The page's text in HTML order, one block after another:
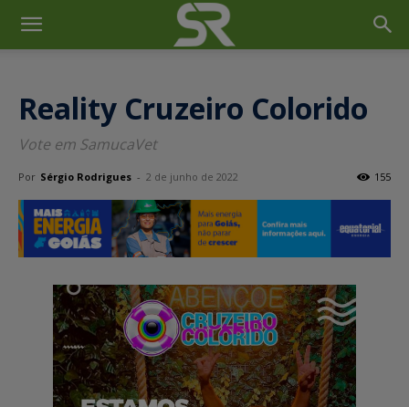
Reality Cruzeiro Colorido
Vote em SamucaVet
Por Sérgio Rodrigues - 2 de junho de 2022 155